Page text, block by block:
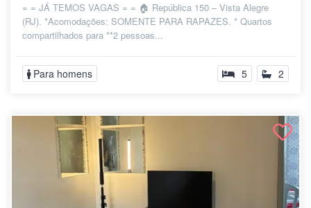
= = JÁ TEMOS VAGAS = = 🏠 República 150 – Vista Alegre
(RJ). *Acomodações: SOMENTE PARA RAPAZES. * Quartos
compartilhados para **2 pessoas...
Para homens 5 2